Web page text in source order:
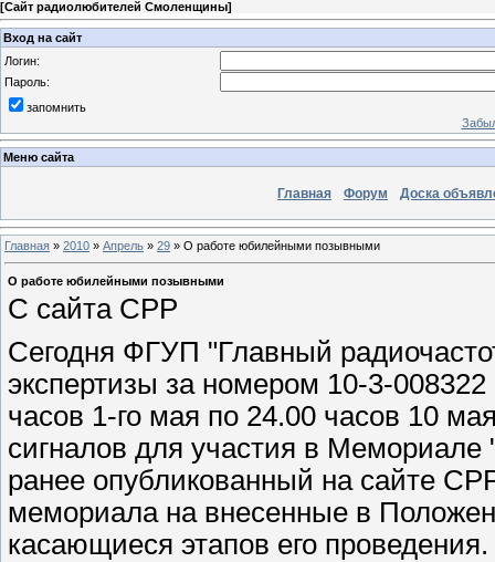
[Сайт радиолюбителей Смоленщины]
Вход на сайт
Логин:
Пароль:
запомнить
Меню сайта
Главная Форум Доска
Главная » 2010 » Апрель » 29 » О работе юбилейными позывными
О работе юбилейными позывными
С сайта СРР
Сегодня ФГУП "Главный
экспертизы за номером 10-3-
часов 1-го мая по 24.00 часов 10
сигналов для участия в
ранее опубликованный на сайте
мемориала на внесенные в
касающиеся этапов его проведения.